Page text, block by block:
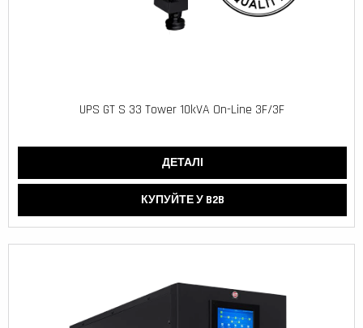
UPS GT S 33 Tower 10kVA On-Line 3F/3F
ДЕТАЛІ
КУПУЙТЕ У B2B